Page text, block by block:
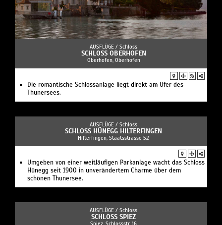
AUSFLÜGE / Schloss
SCHLOSS OBERHOFEN
Oberhofen, Oberhofen
Die romantische Schlossanlage liegt direkt am Ufer des
Thunersees.
AUSFLÜGE / Schloss
SCHLOSS HÜNEGG HILTERFINGEN
Hilterfingen, Staatsstrasse 52
Umgeben von einer weitläufigen Parkanlage wacht das Schloss
Hünegg seit 1900 in unverändertem Charme über dem
schönen Thunersee.
AUSFLÜGE / Schloss
SCHLOSS SPIEZ
Spiez, Schlossstr. 16